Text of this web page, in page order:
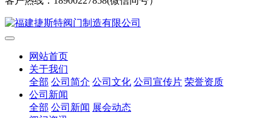
网站首页
关于我们
全部 公司简介 公司文化 公司宣传片 荣誉资质
公司新闻
全部 公司新闻 展会动态